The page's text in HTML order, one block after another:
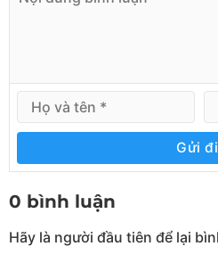
Gửi đi
0 bình luận
Hãy là người đầu tiên để lại